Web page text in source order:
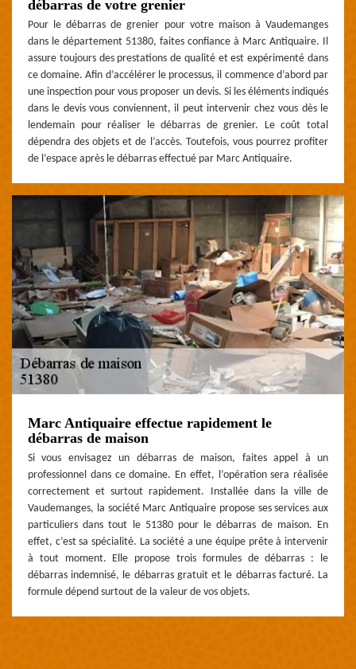
débarras de votre grenier
Pour le débarras de grenier pour votre maison à Vaudemanges
dans le département 51380, faites confiance à Marc Antiquaire. Il
assure toujours des prestations de qualité et est expérimenté dans
ce domaine. Afin d’accélérer le processus, il commence d’abord par
une inspection pour vous proposer un devis. Si les éléments indiqués
dans le devis vous conviennent, il peut intervenir chez vous dès le
lendemain pour réaliser le débarras de grenier. Le coût total
dépendra des objets et de l’accès. Toutefois, vous pourrez profiter
de l’espace après le débarras effectué par Marc Antiquaire.
Marc Antiquaire effectue rapidement le
débarras de maison
Si vous envisagez un débarras de maison, faites appel à un
professionnel dans ce domaine. En effet, l’opération sera réalisée
correctement et surtout rapidement. Installée dans la ville de
Vaudemanges, la société Marc Antiquaire propose ses services aux
particuliers dans tout le 51380 pour le débarras de maison. En
effet, c’est sa spécialité. La société a une équipe prête à intervenir
à tout moment. Elle propose trois formules de débarras : le
débarras indemnisé, le débarras gratuit et le débarras facturé. La
formule dépend surtout de la valeur de vos objets.